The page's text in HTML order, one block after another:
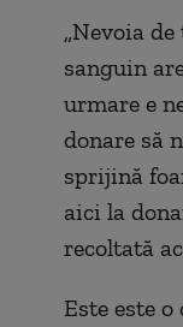
„Nevoia
sanguin
urmare e
donare să
sprijină
aici la
recoltată
Este este